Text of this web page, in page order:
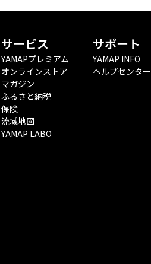
サービス
YAMAPプレミアム
オンラインストア
マガジン
ふるさと納税
保険
流域地図
YAMAP LABO
サポート
YAMAP INFO
ヘルプセンター